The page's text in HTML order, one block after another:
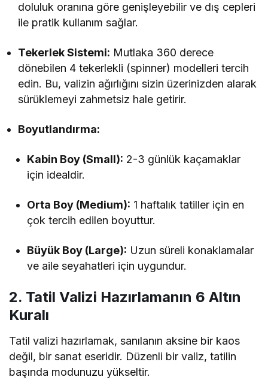
doluluk oranına göre genişleyebilir ve dış cepleri
ile pratik kullanım sağlar.
Tekerlek Sistemi: Mutlaka 360 derece
dönebilen 4 tekerlekli (spinner) modelleri tercih
edin. Bu, valizin ağırlığını sizin üzerinizden alarak
sürüklemeyi zahmetsiz hale getirir.
Boyutlandırma:
Kabin Boy (Small): 2-3 günlük kaçamaklar
için idealdir.
Orta Boy (Medium): 1 haftalık tatiller için en
çok tercih edilen boyuttur.
Büyük Boy (Large): Uzun süreli konaklamalar
ve aile seyahatleri için uygundur.
2. Tatil Valizi Hazırlamanın 6 Altın
Kuralı
Tatil valizi hazırlamak, sanılanın aksine bir kaos
değil, bir sanat eseridir. Düzenli bir valiz, tatilin
başında modunuzu yükseltir.